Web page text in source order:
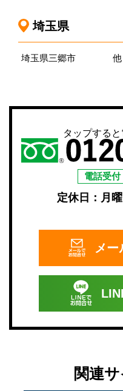
埼玉県
埼玉県三郷市 他
タップする
電話受付
定休日：月
メー
関連